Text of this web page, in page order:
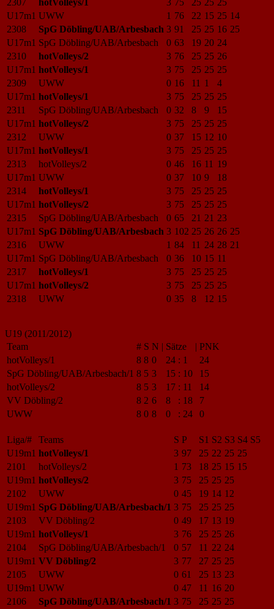
2307 hotVolleys/1 3 75 25 25 25
U17m1 UWW 1 76 22 15 25 14
2308
SpG Döbling/UAB/Arbesbach 3 91 25 25 16 25
U17m1 SpG Döbling/UAB/Arbesbach 0 63 19 20 24
2310
hotVolleys/2 3 76 25 25 26
U17m1 hotVolleys/1 3 75 25 25 25
2309
UWW 0 16 11 1
4
U17m1 hotVolleys/1 3 75 25 25 25
2311
SpG Döbling/UAB/Arbesbach 0 32 8 9
15
U17m1 hotVolleys/2 3 75 25 25 25
2312
UWW 0 37 15 12 10
U17m1 hotVolleys/1 3 75 25 25 25
2313
hotVolleys/2 0 46 16 11 19
U17m1 UWW 0 37 10 9
18
2314
hotVolleys/1 3 75 25 25 25
U17m1 hotVolleys/2 3 75 25 25 25
2315
SpG Döbling/UAB/Arbesbach 0 65 21 21 23
U17m1 SpG Döbling/UAB/Arbesbach 3 102 25 26 26 25
2316
UWW 1 84 11 24 28 21
U17m1 SpG Döbling/UAB/Arbesbach 0 36 10 15 11
2317
hotVolleys/1 3 75 25 25 25
U17m1 hotVolleys/2 3 75 25 25 25
2318
UWW 0 35 8 12 15
U19 (2011/2012)
Team
# S N | Sätze | PNK
hotVolleys/1
8 8 0 24 : 1
24
SpG Döbling/UAB/Arbesbach/1 8 5 3 15 : 10
15
hotVolleys/2
8 5 3 17 : 11
14
VV Döbling/2
8 2 6 8 : 18
7
UWW
8 0 8 0 : 24 0
Liga/# Teams S P S1 S2 S3 S4 S5
U19m1 hotVolleys/1 3 97 25 22 25 25
2101
hotVolleys/2 1 73 18 25 15 15
U19m1 hotVolleys/2 3 75 25 25 25
2102
UWW 0 45 19 14 12
U19m1 SpG Döbling/UAB/Arbesbach/1 3 75 25 25 25
2103
VV Döbling/2 0 49 17 13 19
U19m1 hotVolleys/1 3 76 25 25 26
2104
SpG Döbling/UAB/Arbesbach/1 0 57 11 22 24
U19m1 VV Döbling/2 3 77 27 25 25
2105
UWW 0 61 25 13 23
U19m1 UWW 0 47 11 16 20
2106
SpG Döbling/UAB/Arbesbach/1 3 75 25 25 25